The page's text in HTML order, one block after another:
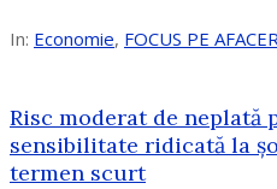
In: Economie, FOCUS PE
Risc moderat de neplată
sensibilitate ridicată la
termen scurt